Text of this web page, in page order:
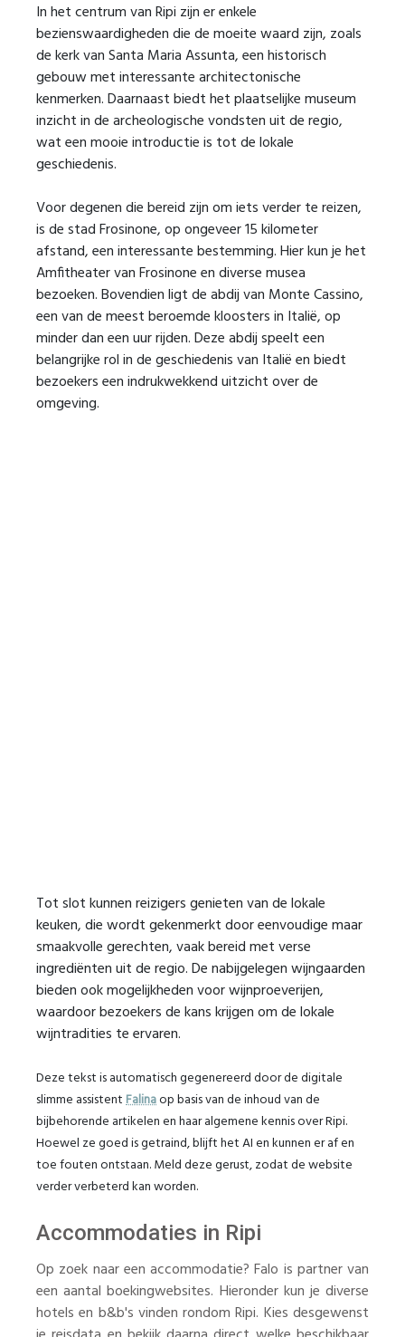
In het centrum van Ripi zijn er enkele
bezienswaardigheden die de moeite waard zijn, zoals
de kerk van Santa Maria Assunta, een historisch
gebouw met interessante architectonische
kenmerken. Daarnaast biedt het plaatselijke museum
inzicht in de archeologische vondsten uit de regio,
wat een mooie introductie is tot de lokale
geschiedenis.
Voor degenen die bereid zijn om iets verder te reizen,
is de stad Frosinone, op ongeveer 15 kilometer
afstand, een interessante bestemming. Hier kun je het
Amfitheater van Frosinone en diverse musea
bezoeken. Bovendien ligt de abdij van Monte Cassino,
een van de meest beroemde kloosters in Italië, op
minder dan een uur rijden. Deze abdij speelt een
belangrijke rol in de geschiedenis van Italië en biedt
bezoekers een indrukwekkend uitzicht over de
omgeving.
Tot slot kunnen reizigers genieten van de lokale
keuken, die wordt gekenmerkt door eenvoudige maar
smaakvolle gerechten, vaak bereid met verse
ingrediënten uit de regio. De nabijgelegen wijngaarden
bieden ook mogelijkheden voor wijnproeverijen,
waardoor bezoekers de kans krijgen om de lokale
wijntradities te ervaren.
Deze tekst is automatisch gegenereerd door de digitale
slimme assistentFalinaop basis van de inhoud van de
bijbehorende artikelen en haar algemene kennis over Ripi.
Hoewel ze goed is getraind, blijft het AI en kunnen er af en
toe fouten ontstaan. Meld deze gerust, zodat de website
verder verbeterd kan worden.
Accommodaties in Ripi
Op zoek naar een accommodatie? Falo is partner van
een aantal boekingwebsites. Hieronder kun je diverse
hotels en b&b's vinden rondom Ripi. Kies desgewenst